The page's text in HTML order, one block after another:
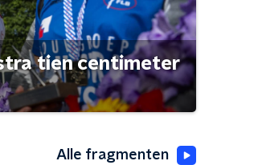
tien centimeter
Alle fragmenten